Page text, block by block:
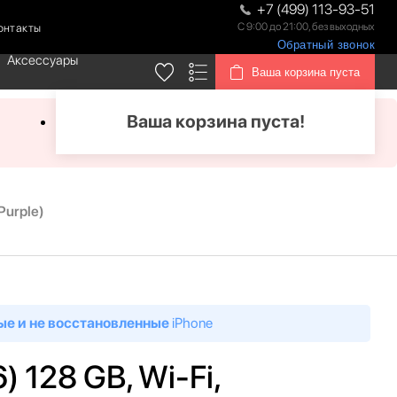
+7 (499) 113-93-51
С 9:00 до 21:00, без выходных
Обратный звонок
Аксессуары
Ваша корзина пуста
Ваша корзина пуста!
и не восстановленныеiPhone
128 GB, Wi-Fi,